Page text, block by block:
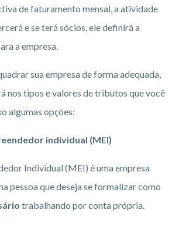
de faturamento mensal, a atividade
e se terá sócios, ele definirá a
a empresa.
sua empresa de forma adequada,
nos tipos e valores de tributos que você
algumas opções:
individual (MEI)
Individual (MEI) é uma empresa
pessoa que deseja se formalizar como
trabalhando por conta própria.